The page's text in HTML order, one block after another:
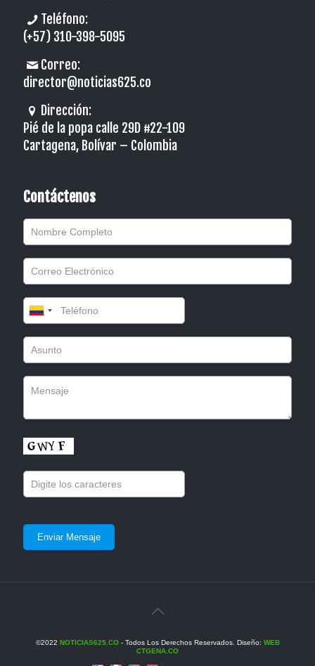
Teléfono:
(+57) 310-398-5095
Correo:
director@noticias625.co
Dirección:
Pié de la popa calle 29D #22-109
Cartagena, Bolívar – Colombia
Contáctenos
©2022 NOTICIAS625.CO- Todos Los Derechos Reservados. Diseño: WEB
CTGENA.CO